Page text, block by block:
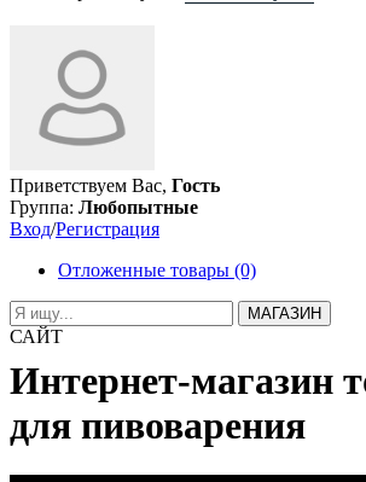
Приветствуем Вас, Гость
Группа: Любопытные
Вход/Регистрация
Отложенные товары (0)
МАГАЗИН
САЙТ
Интернет-магазин
для пивоварения